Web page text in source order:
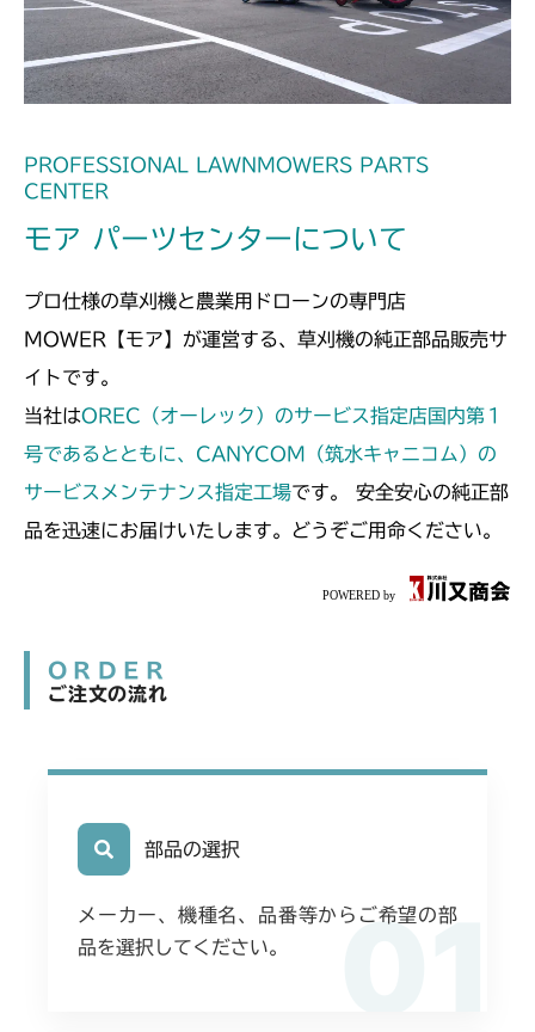
本体 FIG41 シート(Asia)
本体 FIG42 シート(日本)
CMX2202YCV/YCS
本体 FIG27 シート
CMX2402HC
本体 FIG31 シート
USA)
CMX2404HC/V/S
CMX2504
本体 FIG24 シート(標準)
CMX2506YC/YCV/YCS
本体 FIG28 シート
PROFESSIONAL LAWNMOWERS PARTS
CENTER
モア パーツセンターについて
プロ仕様の草刈機と農業用ドローンの専門店
MOWER【モア】が運営する、草刈機の純正部品販売サ
イトです。
当社はOREC（オーレック）のサービス指定店国内第１
号であるとともに、CANYCOM（筑水キャニコム）の
サービスメンテナンス指定工場です。 安全安心の純正部
品を迅速にお届けいたします。どうぞご用命ください。
ORDER
ご注文の流れ
01
部品の選択
メーカー、機種名、品番等からご希望の部
品を選択してください。